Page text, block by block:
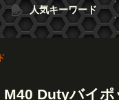
人気キーワード
M40 Dutyバイ